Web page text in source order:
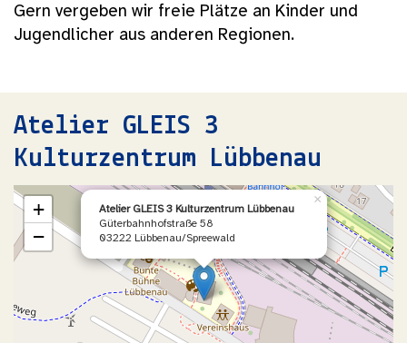
Gern vergeben wir freie Plätze an Kinder und
Jugendlicher aus anderen Regionen.
Atelier GLEIS 3
Kulturzentrum Lübbenau
Atelier GLEIS 3 Kulturzentrum Lübbenau
Güterbahnhofstraße 58
03222 Lübbenau/Spreewald
×
+
−